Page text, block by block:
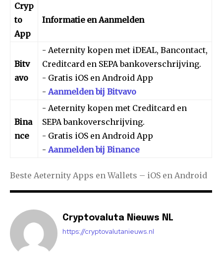
Cryp
to
App
Informatie en Aanmelden
Bitv
avo
- Aeternity kopen met iDEAL, Bancontact,
Creditcard en SEPA bankoverschrijving.
- Gratis iOS en Android App
- Aanmelden bij Bitvavo
Bina
nce
- Aeternity kopen met Creditcard en
SEPA bankoverschrijving.
- Gratis iOS en Android App
- Aanmelden bij Binance
Beste Aeternity Apps en Wallets – iOS en Android
Cryptovaluta Nieuws NL
https://cryptovalutanieuws.nl